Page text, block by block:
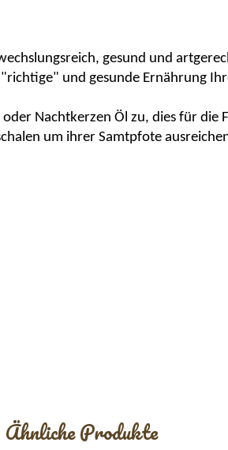
gesund und
und gesunde Ernährung
oder Nachtkerzen Öl zu, dies für die
um ihrer Samtpfote
Ähnliche Produkte